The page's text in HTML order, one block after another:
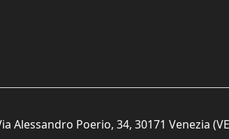
Alessandro Poerio, 34, 30171 Venezia